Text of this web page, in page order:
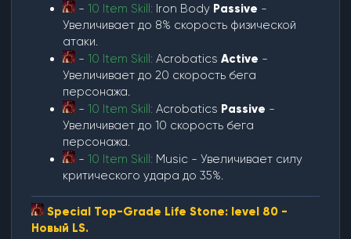
-10 Item Skill: Iron Body Passive -
Увеличивает до 8% скорость физической
атаки.
-10 Item Skill:AcrobaticsActive -
Увеличивает до 20 скорость бега
персонажа.
-10 Item Skill:Acrobatics Passive -
Увеличивает до 10 скорость бега
персонажа.
-10 Item Skill: Music - Увеличивает силу
критического удара до 35%.
Special Top-Grade Life Stone: level 80 -
Новый LS.